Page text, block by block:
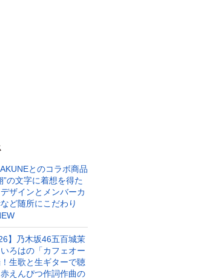
とのコラボ商品
”の文字に着想を得た
ザインとメンバーカ
ど随所にこだわり
】乃木坂46五百城茉
ろはの「カフェオー
生歌と生ギターで聴
えんぴつ作詞作曲の